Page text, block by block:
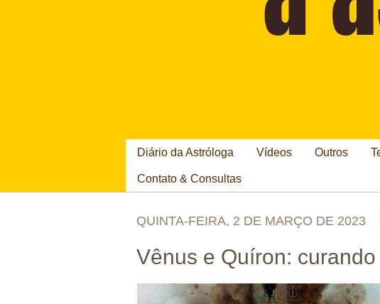
Diário da Astróloga Vídeos Outros
Contato & Consultas
QUINTA-FEIRA, 2 DE MARÇO DE 2023
Vênus e Quíron: